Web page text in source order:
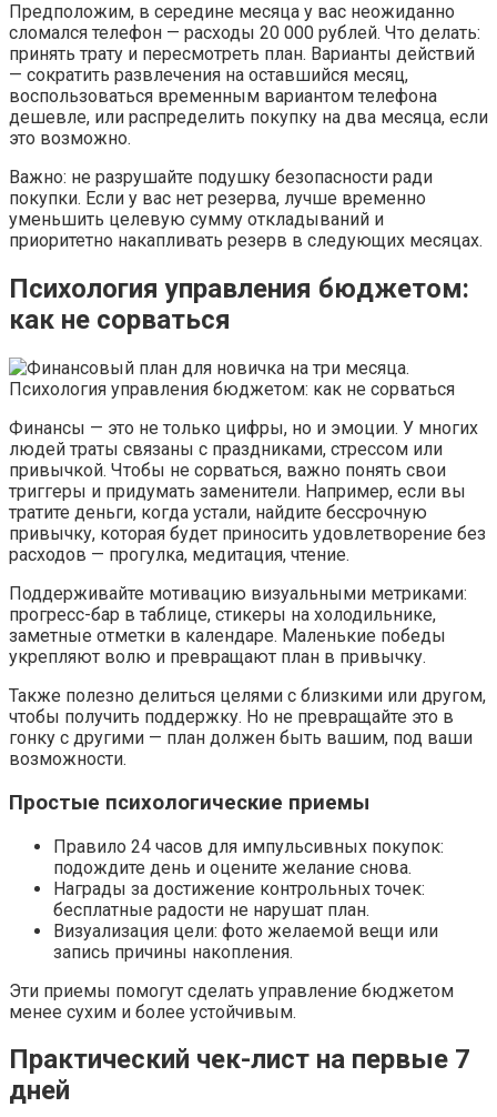
Предположим, в середине месяца у вас неожиданно
сломался телефон — расходы 20 000 рублей. Что делать:
принять трату и пересмотреть план. Варианты действий
— сократить развлечения на оставшийся месяц,
воспользоваться временным вариантом телефона
дешевле, или распределить покупку на два месяца, если
это возможно.
Важно: не разрушайте подушку безопасности ради
покупки. Если у вас нет резерва, лучше временно
уменьшить целевую сумму откладываний и
приоритетно накапливать резерв в следующих месяцах.
Психология управления бюджетом:
как не сорваться
Финансы — это не только цифры, но и эмоции. У многих
людей траты связаны с праздниками, стрессом или
привычкой. Чтобы не сорваться, важно понять свои
триггеры и придумать заменители. Например, если вы
тратите деньги, когда устали, найдите бессрочную
привычку, которая будет приносить удовлетворение без
расходов — прогулка, медитация, чтение.
Поддерживайте мотивацию визуальными метриками:
прогресс-бар в таблице, стикеры на холодильнике,
заметные отметки в календаре. Маленькие победы
укрепляют волю и превращают план в привычку.
Также полезно делиться целями с близкими или другом,
чтобы получить поддержку. Но не превращайте это в
гонку с другими — план должен быть вашим, под ваши
возможности.
Простые психологические приемы
Правило 24 часов для импульсивных покупок:
подождите день и оцените желание снова.
Награды за достижение контрольных точек:
бесплатные радости не нарушат план.
Визуализация цели: фото желаемой вещи или
запись причины накопления.
Эти приемы помогут сделать управление бюджетом
менее сухим и более устойчивым.
Практический чек-лист на первые 7
дней